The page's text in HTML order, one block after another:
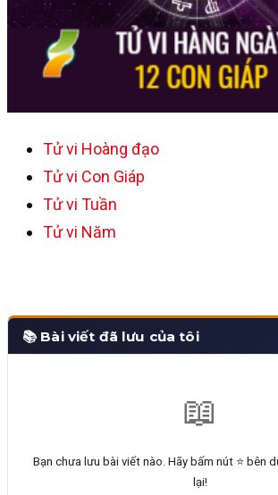
Tử vi Hoàng đạo
Tử vi Con Giáp
Tử vi Tuần
Tử vi Năm
📚 Bài viết đã lưu của tôi
📖
Bạn chưa lưu bài viết nào. Hãy bấm nút ⭐ bên
lại!